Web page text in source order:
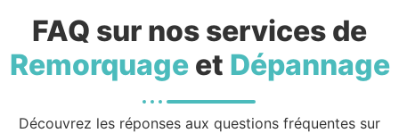
FAQ sur nos services de
Remorquageet Dépannage
Découvrez les réponses aux questions fréquentes sur